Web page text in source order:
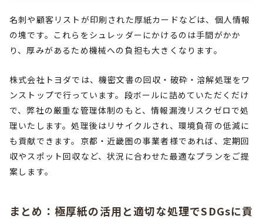
名刺や顧客リストが印刷された厚紙カードなどは、個人情報
の塊です。これらをシュレッダーにかけるのは手間がかか
り、厚みがあるため機械への負担も大きくなります。
株式会社トヨダでは、機密文書の回収・破砕・溶解処理をワ
ンストップで行っています。段ボールに詰めていただくだけ
で、弊社の厳重な管理体制のもと、情報漏洩リスクゼロで処
理いたします。処理後はリサイクルされ、環境負荷の低減に
も貢献できます。京都・近畿圏の事業者様であれば、定期回
収やスポット回収など、状況に合わせた最適なプランをご提
案します。
まとめ：極厚紙の活用と適切な処理でSDGsに貢